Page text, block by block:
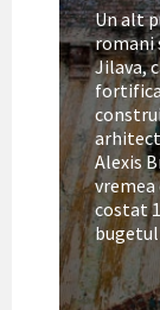
Un alt
romani
Jilava,
Alexis
costat